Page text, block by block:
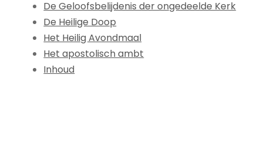
De Geloofsbelijdenis der ongedeelde Kerk
De Heilige Doop
Het Heilig Avondmaal
Het apostolisch ambt
Inhoud